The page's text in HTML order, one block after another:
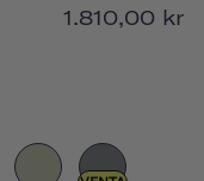
1.810,00 kr